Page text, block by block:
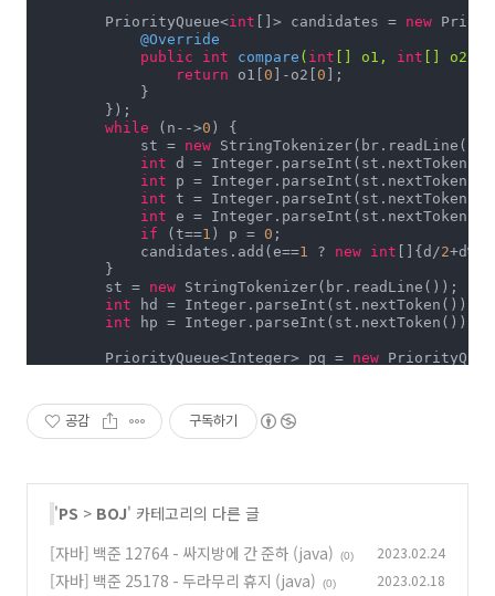
        PriorityQueue<
int []> candidates = new
@Override
public
int compare ( int [] o1, int [] o2)
return o1[0 ]-o2[0 ];
            }
        });
while (n-->0 ) {
            st =
new StringTokenizer(br.readLine());
int d =
int p =
int t =
int e =
if (t==1 ) p = 0 ;
            candidates.add(e==
1 ? new int []{d/2+d%
        }
        st =
new StringTokenizer(br.readLine());
int hd = Integer.parseInt(st.nextToken());
int hp = Integer.parseInt(st.nextToken());
        PriorityQueue<Integer> pq =
new
while (!candidates.isEmpty() &&
if (p>hp) wa += p-hp;
            hd+=
        }
    }
공감 구독하기
'PS > BOJ' 카테고리의 다른 글
[자바] 백준 12764 - 싸지방에 간 준하 (java)
(0) 2023.02.24
[자바] 백준 25178 - 두라무리 휴지 (java) (0) 2023.02.18